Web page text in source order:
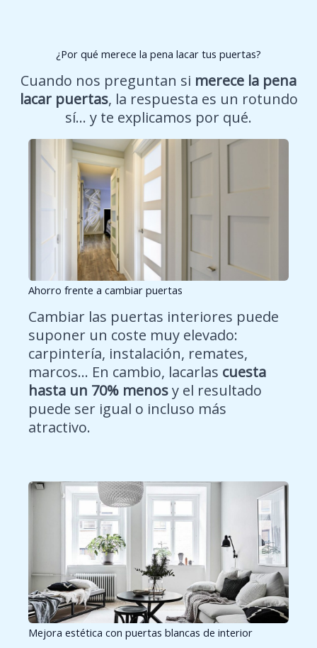
¿Por qué merece la pena lacar tus puertas?
Cuando nos preguntan si merece la pena
lacar puertas, la respuesta es un rotundo
sí… y te explicamos por qué.
Ahorro frente a cambiar puertas
Cambiar las puertas interiores puede
suponer un coste muy elevado:
carpintería, instalación, remates,
marcos… En cambio, lacarlas cuesta
hasta un 70% menosy el resultado
puede ser igual o incluso más
atractivo.
Mejora estética con puertas blancas de interior